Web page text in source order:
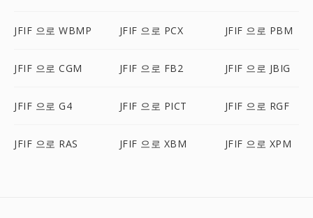
JFIF 으로 WBMP JFIF 으로 PCX JFIF 으로 PBM
JFIF 으로 CGM JFIF 으로 FB2 JFIF 으로 JBIG
JFIF 으로 G4 JFIF 으로 PICT JFIF 으로 RGF
JFIF 으로 RAS JFIF 으로 XBM JFIF 으로 XPM